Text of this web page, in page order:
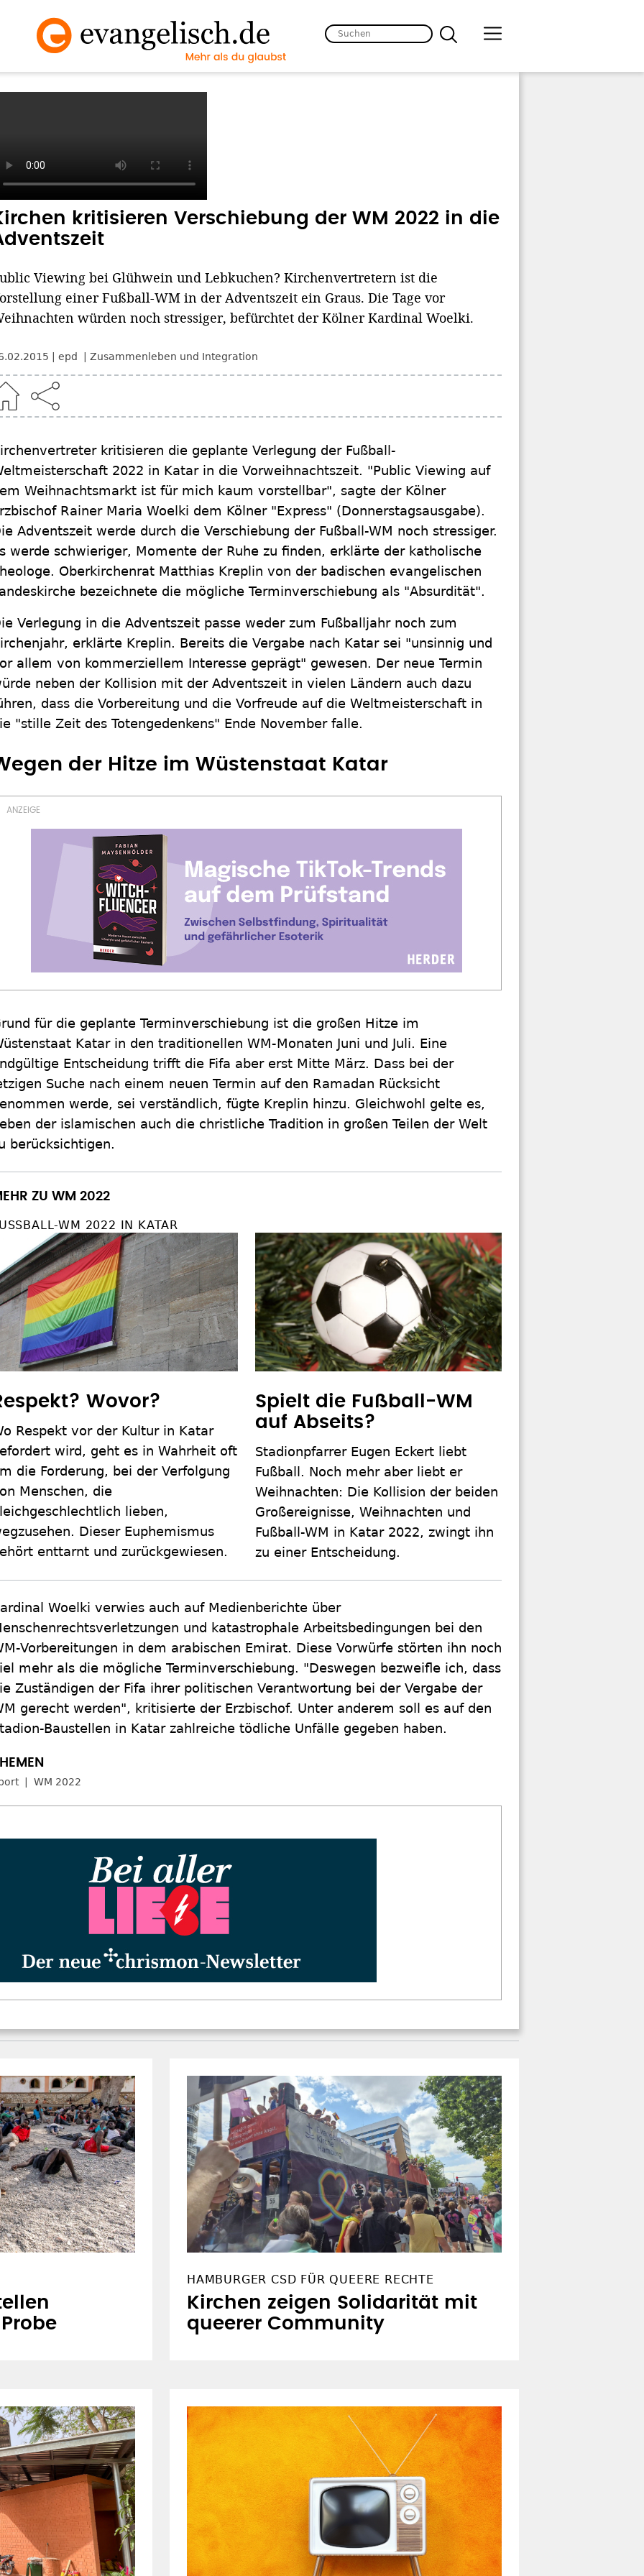
kritisieren Verschiebung der WM 2022 in die
Viewing bei Glühwein und Lebkuchen? Kirchenvertretern ist die
einer Fußball-WM in der Adventszeit ein Graus. Die Tage vor
würden noch stressiger, befürchtet der Kölner Kardinal Woelki.
epd Zusammenleben und Integration
kritisieren die geplante Verlegung der Fußball-
2022 in Katar in die Vorweihnachtszeit. "Public Viewing auf
Weihnachtsmarkt ist für mich kaum vorstellbar", sagte der Kölner
Rainer Maria Woelki dem Kölner "Express" (Donnerstagsausgabe).
Adventszeit werde durch die Verschiebung der Fußball-WM noch stressiger.
werde schwieriger, Momente der Ruhe zu finden, erklärte der katholische
Oberkirchenrat Matthias Kreplin von der badischen evangelischen
bezeichnete die mögliche Terminverschiebung als "Absurdität".
Verlegung in die Adventszeit passe weder zum Fußballjahr noch zum
erklärte Kreplin. Bereits die Vergabe nach Katar sei "unsinnig und
allem von kommerziellem Interesse geprägt" gewesen. Der neue Termin
neben der Kollision mit der Adventszeit in vielen Ländern auch dazu
dass die Vorbereitung und die Vorfreude auf die Weltmeisterschaft in
"stille Zeit des Totengedenkens" Ende November falle.
der Hitze im Wüstenstaat Katar
für die geplante Terminverschiebung ist die großen Hitze im
Katar in den traditionellen WM-Monaten Juni und Juli. Eine
Entscheidung trifft die Fifa aber erst Mitte März. Dass bei der
Suche nach einem neuen Termin auf den Ramadan Rücksicht
werde, sei verständlich, fügte Kreplin hinzu. Gleichwohl gelte es,
der islamischen auch die christliche Tradition in großen Teilen der Welt
berücksichtigen.
ZU WM 2022
WM 2022 IN KATAR
Wovor?
Respekt vor der Kultur in Katar
wird, geht es in Wahrheit oft
die Forderung, bei der Verfolgung
Menschen, die
lieben,
Dieser Euphemismus
enttarnt und zurückgewiesen.
Spielt die Fußball-WM
auf Abseits?
Stadionpfarrer Eugen Eckert liebt
Fußball. Noch mehr aber liebt er
Weihnachten: Die Kollision der beiden
Großereignisse, Weihnachten und
Fußball-WM in Katar 2022, zwingt ihn
zu einer Entscheidung.
Woelki verwies auch auf Medienberichte über
und katastrophale Arbeitsbedingungen bei den
Vorbereitungen in dem arabischen Emirat. Diese Vorwürfe störten ihn noch
mehr als die mögliche Terminverschiebung. "Deswegen bezweifle ich, dass
Zuständigen der Fifa ihrer politischen Verantwortung bei der Vergabe der
gerecht werden", kritisierte der Erzbischof. Unter anderem soll es auf den
Baustellen in Katar zahlreiche tödliche Unfälle gegeben haben.
WM 2022
Kirchen zeigen Solidarität mit
queerer Community